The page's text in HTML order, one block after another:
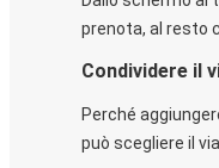
prenota, al resto
Condividere il
Perché
può scegliere il